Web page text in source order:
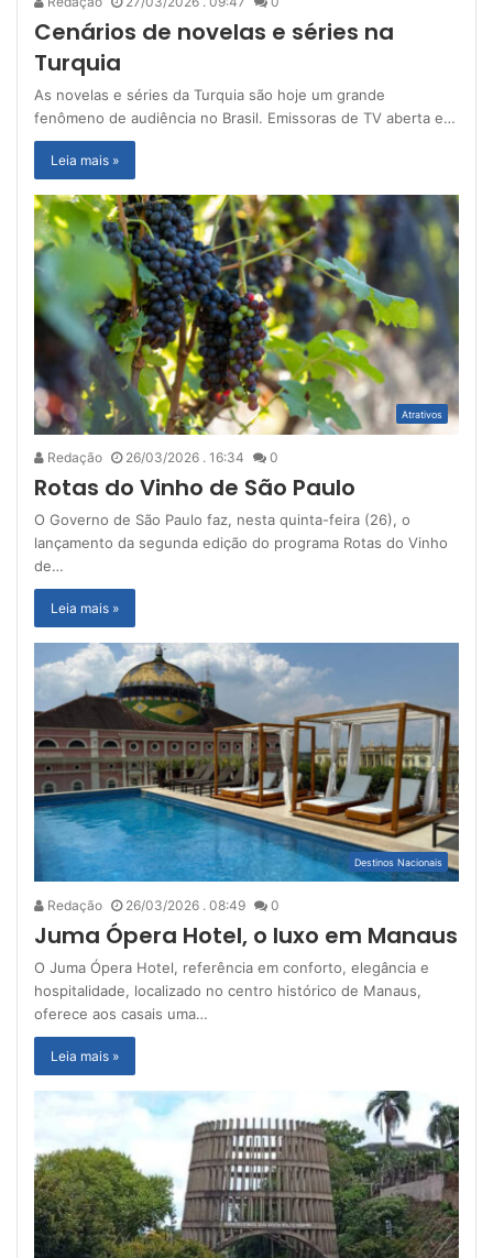
Cenários de novelas e séries na
Turquia
As novelas e séries da Turquia são hoje um grande
fenômeno de audiência no Brasil. Emissoras de TV aberta e…
Leia mais »
Atrativos
Redação 26/03/2026 . 16:34 0
Rotas do Vinho de São Paulo
O Governo de São Paulo faz, nesta quinta-feira (26), o
lançamento da segunda edição do programa Rotas do Vinho
de…
Leia mais »
Destinos Nacionais
Redação 26/03/2026 . 08:49 0
Juma Ópera Hotel, o luxo em Manaus
O Juma Ópera Hotel, referência em conforto, elegância e
hospitalidade, localizado no centro histórico de Manaus,
oferece aos casais uma…
Leia mais »